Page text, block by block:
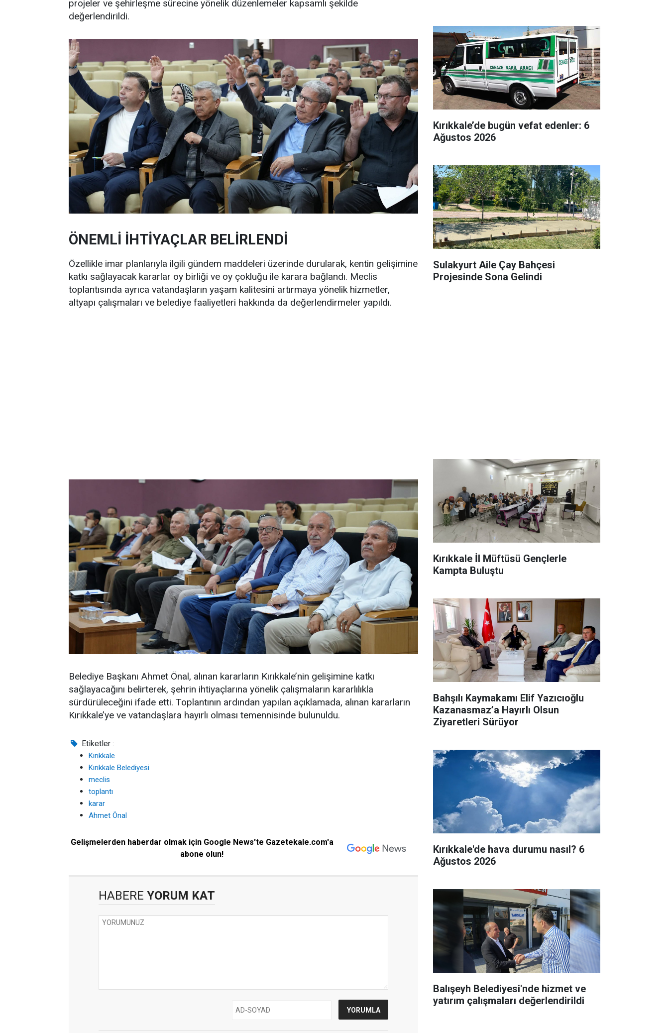
projeler ve şehirleşme sürecine yönelik düzenlemeler kapsamlı şekilde
değerlendirildi.
ÖNEMLİ İHTİYAÇLAR BELİRLENDİ
Özellikle imar planlarıyla ilgili gündem maddeleri üzerinde durularak, kentin gelişimine
katkı sağlayacak kararlar oy birliği ve oy çokluğu ile karara bağlandı. Meclis
toplantısında ayrıca vatandaşların yaşam kalitesini artırmaya yönelik hizmetler,
altyapı çalışmaları ve belediye faaliyetleri hakkında da değerlendirmeler yapıldı.
Belediye Başkanı Ahmet Önal, alınan kararların Kırıkkale’nin gelişimine katkı
sağlayacağını belirterek, şehrin ihtiyaçlarına yönelik çalışmaların kararlılıkla
sürdürüleceğini ifade etti. Toplantının ardından yapılan açıklamada, alınan kararların
Kırıkkale’ye ve vatandaşlara hayırlı olması temennisinde bulunuldu.
Etiketler :
Kırıkkale
Kırıkkale Belediyesi
meclis
toplantı
karar
Ahmet Önal
Gelişmelerden haberdar olmak için Google News'te Gazetekale.com'a
abone olun!
HABERE YORUM KAT
Kırıkkale’de bugün vefat edenler: 6
Ağustos 2026
Sulakyurt Aile Çay Bahçesi
Projesinde Sona Gelindi
Kırıkkale İl Müftüsü Gençlerle
Kampta Buluştu
Bahşılı Kaymakamı Elif Yazıcıoğlu
Kazanasmaz’a Hayırlı Olsun
Ziyaretleri Sürüyor
Kırıkkale'de hava durumu nasıl? 6
Ağustos 2026
Balışeyh Belediyesi'nde hizmet ve
yatırım çalışmaları değerlendirildi